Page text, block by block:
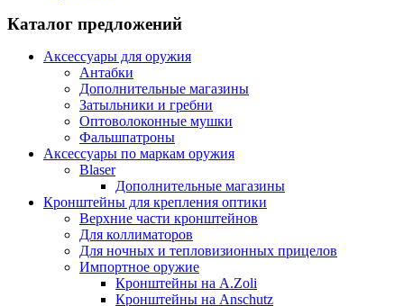
Каталог предложений
Аксессуары для оружия
Антабки
Дополнительные магазины
Затыльники и гребни
Оптоволоконные мушки
Фальшпатроны
Аксессуары по маркам оружия
Blaser
Дополнительные магазины
Кронштейны для крепления оптики
Верхние части кронштейнов
Для коллиматоров
Для ночных и тепловизионных прицелов
Импортное оружие
Кронштейны на A.Zoli
Кронштейны на Anschutz